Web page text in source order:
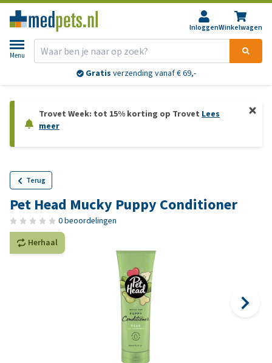
InloggenWinkelwagen
Menu
Gratis verzending vanaf € 69,-
Trovet Week: tot 15% korting op Trovet Lees
meer
Terug
Pet Head Mucky Puppy Conditioner
0 beoordelingen
Herhaal